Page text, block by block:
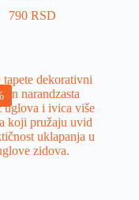
790RSD